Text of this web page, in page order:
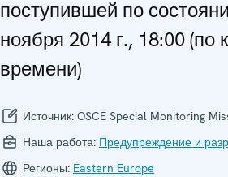
поступившей по
ноября 2014 г., 18:00 (по
времени)
Источник: OSCE Special Monitoring
Наша работа: Предупреждение и
Регионы: Eastern Europe